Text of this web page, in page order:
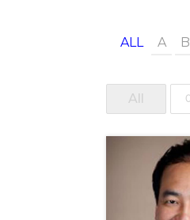
ALL A B
All